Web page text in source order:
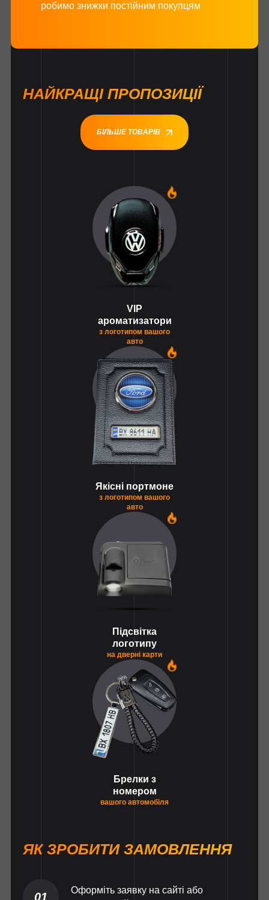
робимо знижки постійним покупцям
НАЙКРАЩІ ПРОПОЗИЦІЇ
БІЛЬШЕ ТОВАРІВ
VIP
ароматизатори
з логотипом вашого
авто
Якісні портмоне
з логотипом вашого
авто
Підсвітка
логотипу
на дверні карти
Брелки з
номером
вашого автомобіля
ЯК ЗРОБИТИ ЗАМОВЛЕННЯ
01
Оформіть заявку на сайті або